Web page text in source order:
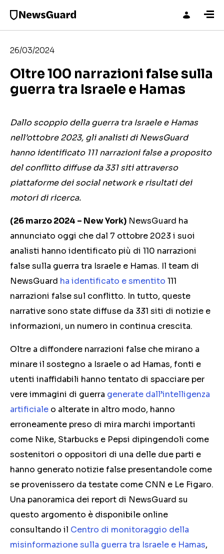
26/03/2024
Oltre 100 narrazioni false sulla
guerra tra Israele e Hamas
Dallo scoppio della guerra tra Israele e Hamas
nell’ottobre 2023, gli analisti di NewsGuard
hanno identificato 111 narrazioni false a proposito
del conflitto diffuse da 331 siti attraverso
piattaforme dei social network e risultati dei
motori di ricerca.
(26 marzo 2024 – New York) NewsGuard ha
annunciato oggi che dal 7 ottobre 2023 i suoi
analisti hanno identificato più di 110 narrazioni
false sulla guerra tra Israele e Hamas. Il team di
NewsGuard ha identificato e smentito 111
narrazioni false sul conflitto. In tutto, queste
narrative sono state diffuse da 331 siti di notizie e
informazioni, un numero in continua crescita.
Oltre a diffondere narrazioni false che mirano a
minare il sostegno a Israele o ad Hamas, fonti e
utenti inaffidabili hanno tentato di spacciare per
vere immagini di guerra generate dall’intelligenza
artificiale o alterate in altro modo, hanno
erroneamente preso di mira marchi importanti
come Nike, Starbucks e Pepsi dipingendoli come
sostenitori o oppositori di una delle due parti e
hanno generato notizie false presentandole come
se provenissero da testate come CNN e Le Figaro.
Una panoramica dei report di NewsGuard su
questo argomento è disponibile online
consultando il Centro di monitoraggio della
misinformazione sulla guerra tra Israele e Hamas,